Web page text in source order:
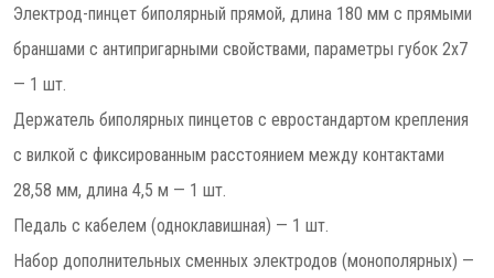
Электрод-пинцет биполярный прямой, длина 180 мм с прямыми
браншами с антипригарными свойствами, параметры губок 2х7
— 1 шт.
Держатель биполярных пинцетов с евростандартом крепления
с вилкой с фиксированным расстоянием между контактами
28,58 мм, длина 4,5 м — 1 шт.
Педаль с кабелем (одноклавишная) — 1 шт.
Набор дополнительных сменных электродов (монополярных) —